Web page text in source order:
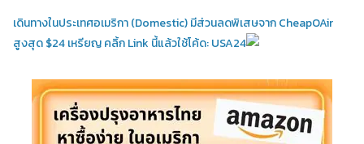
เดินทางในประเทศอเมริกา (Domestic)มีส่วนลดพิเสษจาก CheapOAir
สูงสุด $24 เหรียญ คลิ้ก Link นี้แล้วใช้โค้ด: USA24